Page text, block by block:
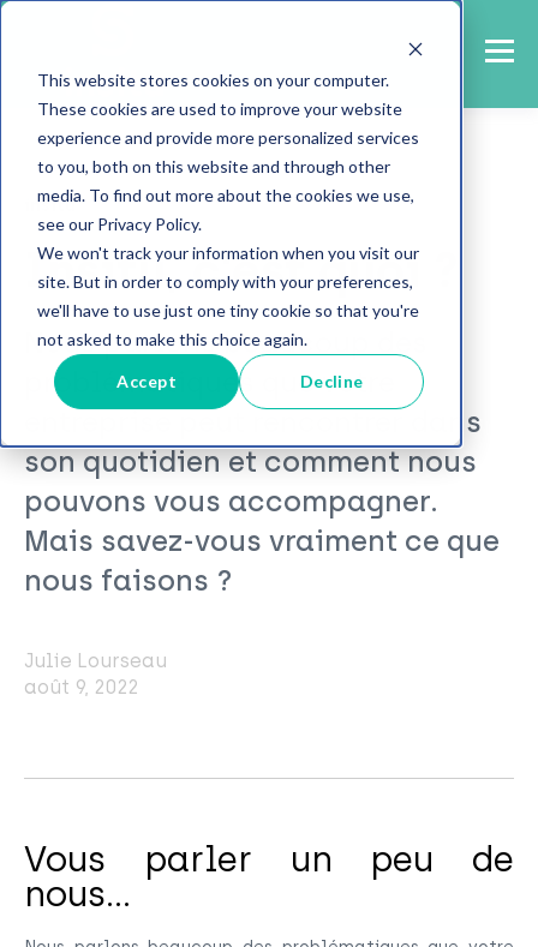
This website stores cookies on your computer.
These cookies are used to improve your website
experience and provide more personalized services
to you, both on this website and through other
media. To find out more about the cookies we use,
see our Privacy Policy.
We won't track your information when you visit our
site. But in order to comply with your preferences,
we'll have to use just one tiny cookie so that you're
not asked to make this choice again.
Accept Decline
insitu
Insitu, c'est quoi ?
Nous parlons beaucoup des
problématiques que votre
entreprise peut rencontrer dans
son quotidien et comment nous
pouvons vous accompagner.
Mais savez-vous vraiment ce que
nous faisons ?
Julie Lourseau
août 9, 2022
Vous parler un peu de
nous...